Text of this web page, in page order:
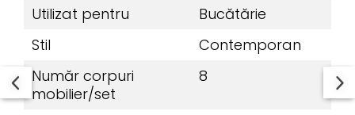
Utilizat pentru
Bucătărie
Stil
Contemporan
Număr corpuri
mobilier/set
8